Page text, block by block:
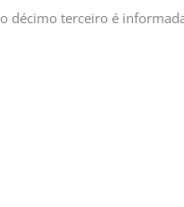
décimo terceiro é